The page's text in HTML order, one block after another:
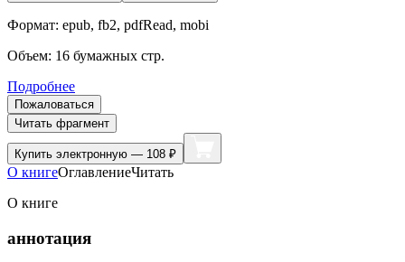
Формат: epub, fb2, pdfRead, mobi
Объем: 16 бумажных стр.
Подробнее
Пожаловаться
Читать фрагмент
Купить электронную — 108 ₽
О книгеОглавлениеЧитать
О книге
аннотация